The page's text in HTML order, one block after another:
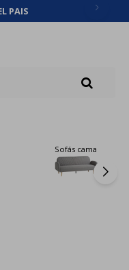
PAIS
Sofás cama